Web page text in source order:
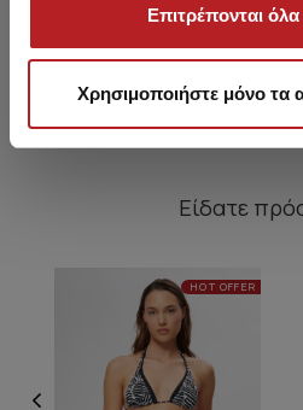
Επιτρέπονται
Χρησιμοποιήστε μόνο τα
12,45 €
Είδατε
HOT OFFER